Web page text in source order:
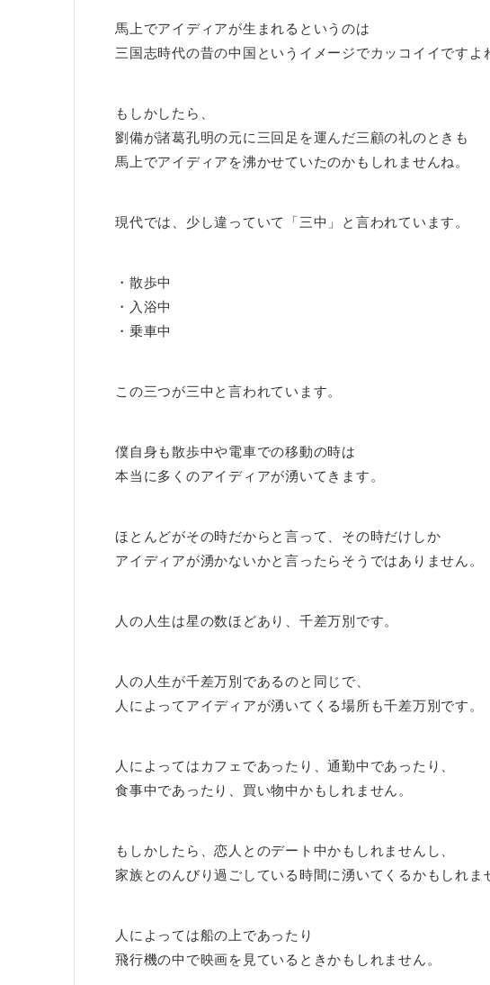
馬上でアイディアが生まれるというのは
三国志時代の昔の中国というイメージでカッコイイですよ
もしかしたら、
劉備が諸葛孔明の元に三回足を運んだ三顧の礼のときも
馬上でアイディアを沸かせていたのかもしれませんね。
現代では、少し違っていて「三中」と言われています。
・散歩中
・入浴中
・乗車中
この三つが三中と言われています。
僕自身も散歩中や電車での移動の時は
本当に多くのアイディアが湧いてきます。
ほとんどがその時だからと言って、その時だけしか
アイディアが湧かないかと言ったらそうではありません。
人の人生は星の数ほどあり、千差万別です。
人の人生が千差万別であるのと同じで、
人によってアイディアが湧いてくる場所も千差万別です。
人によってはカフェであったり、通勤中であったり、
食事中であったり、買い物中かもしれません。
もしかしたら、恋人とのデート中かもしれませんし、
家族とのんびり過ごしている時間に湧いてくるかもしれま
人によっては船の上であったり
飛行機の中で映画を見ているときかもしれません。